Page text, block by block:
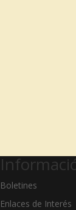
Boletines
Enlaces de Interés